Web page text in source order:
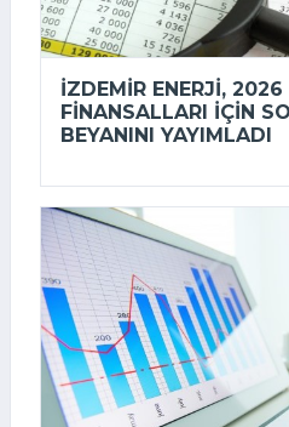
İZDEMİR ENERJI, 2026
FINANSALLARI IÇIN
BEYANINI YAYIMLADI